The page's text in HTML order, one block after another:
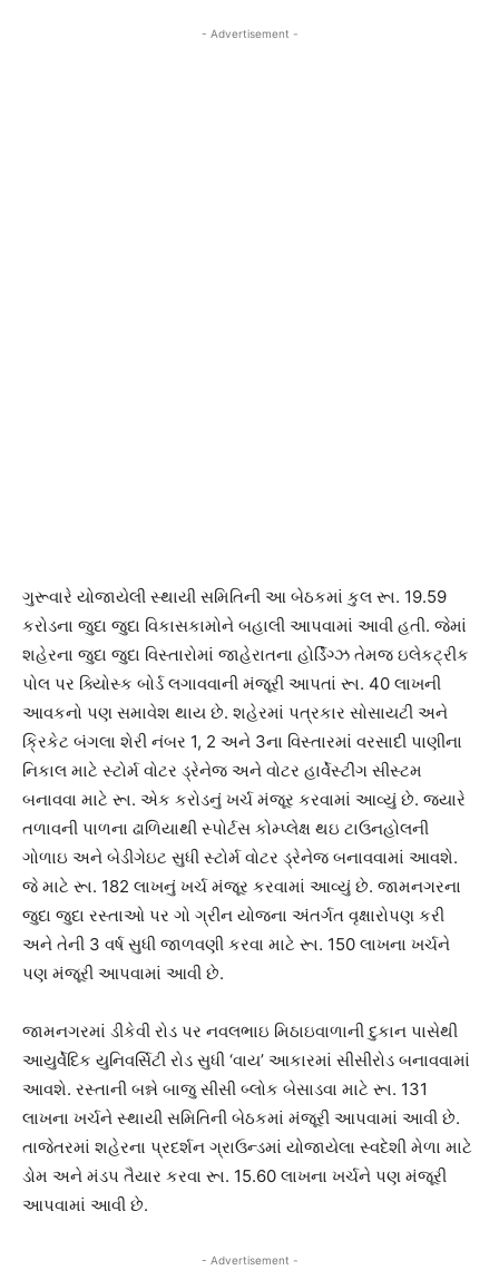
- Advertisement -
ગુરૂવારે યોજાયેલી સ્થાયી સમિતિની આ બેઠકમાં કુલ રૂા. 19.59
કરોડના જુદા જુદા વિકાસકામોને બહાલી આપવામાં આવી હતી. જેમાં
શહેરના જુદા જુદા વિસ્તારોમાં જાહેરાતના હોર્ડિંગ્ઝ તેમજ ઇલેકટ્રીક
પોલ પર ક્યિોસ્ક બોર્ડ લગાવવાની મંજૂરી આપતાં રૂા. 40 લાખની
આવકનો પણ સમાવેશ થાય છે. શહેરમાં પત્રકાર સોસાયટી અને
ક્રિકેટ બંગલા શેરી નંબર 1, 2 અને 3ના વિસ્તારમાં વરસાદી પાણીના
નિકાલ માટે સ્ટોર્મ વોટર ડ્રેનેજ અને વોટર હાર્વેસ્ટીંગ સીસ્ટમ
બનાવવા માટે રૂા. એક કરોડનું ખર્ચ મંજૂર કરવામાં આવ્યું છે. જ્યારે
તળાવની પાળના ઢાળિયાથી સ્પોર્ટસ કોમ્પ્લેક્ષ થઇ ટાઉનહોલની
ગોળાઇ અને બેડીગેઇટ સુધી સ્ટોર્મ વોટર ડ્રેનેજ બનાવવામાં આવશે.
જે માટે રૂા. 182 લાખનું ખર્ચ મંજૂર કરવામાં આવ્યું છે. જામનગરના
જુદા જુદા રસ્તાઓ પર ગો ગ્રીન યોજના અંતર્ગત વૃક્ષારોપણ કરી
અને તેની 3 વર્ષ સુધી જાળવણી કરવા માટે રૂા. 150 લાખના ખર્ચને
પણ મંજૂરી આપવામાં આવી છે.
જામનગરમાં ડીકેવી રોડ પર નવલભાઇ મિઠાઇવાળાની દુકાન પાસેથી
આયુર્વેદિક યુનિવર્સિટી રોડ સુધી ‘વાય’ આકારમાં સીસીરોડ બનાવવામાં
આવશે. રસ્તાની બન્ને બાજુ સીસી બ્લોક બેસાડવા માટે રૂા. 131
લાખના ખર્ચને સ્થાયી સમિતિની બેઠકમાં મંજૂરી આપવામાં આવી છે.
તાજેતરમાં શહેરના પ્રદર્શન ગ્રાઉન્ડમાં યોજાયેલા સ્વદેશી મેળા માટે
ડોમ અને મંડપ તૈયાર કરવા રૂા. 15.60 લાખના ખર્ચને પણ મંજૂરી
આપવામાં આવી છે.
- Advertisement -